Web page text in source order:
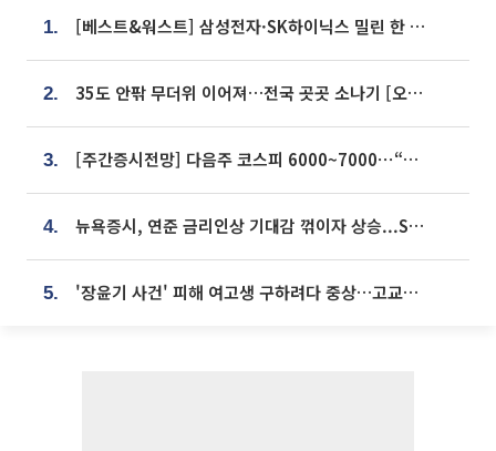
1. [베스트&워스트] 삼성전자·SK하이닉스 밀린 한 주…상상인증권은 85% 급등
2. 35도 안팎 무더위 이어져…전국 곳곳 소나기 [오늘 날씨]
3. [주간증시전망] 다음주 코스피 6000~7000⋯“外人 수급은 정책이 변수”
4. 뉴욕증시, 연준 금리인상 기대감 꺾이자 상승...S&P500 사상 최고치 [종합]
5. '장윤기 사건' 피해 여고생 구하려다 중상…고교생 의상자 지정